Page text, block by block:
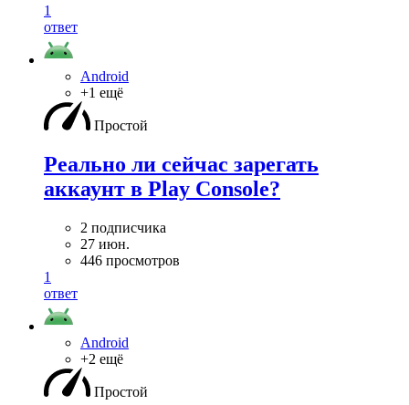
1
ответ
Android
+1 ещё
Простой
Реально ли сейчас зарегать
аккаунт в Play Console?
2 подписчика
27 июн.
446 просмотров
1
ответ
Android
+2 ещё
Простой